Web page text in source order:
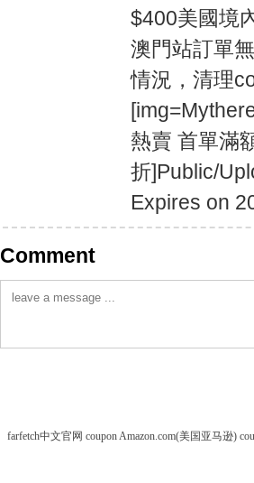
$400美國境
澳門站訂單
情況，清理
熱賣 首單滿
折]Public/
Expires on
Comment
farfetch中文官网 couponAmazon.com(美国亚马逊)